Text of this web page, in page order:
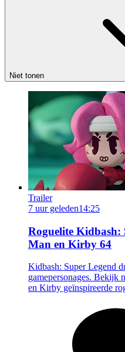
Niet tonen
Trailer
7 uur geleden14:25
Roguelite Kidbash:
Man en Kirby 64
Kidbash: Super Legend
gamepersonages. Bekijk
en Kirby geïnspireerde